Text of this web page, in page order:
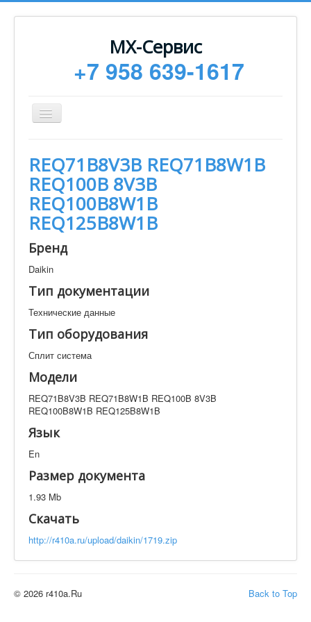
МХ-Сервис
+7 958 639-1617
Toggle
Navigation
Монтаж
Сервисное обслуживание
Техническая документация
Статьи
Новости
Контакты
Техническая документация
REQ71B8V3B REQ71B8W1B REQ100B 8V3B
REQ100B8W1B REQ125B8W1B
Искать
Производитель
Элементов на страницу
REQ71B8V3B REQ71B8W1B
REQ100B 8V3B
REQ100B8W1B
REQ125B8W1B
Бренд
Daikin
Тип документации
Технические данные
Тип оборудования
Сплит система
Модели
REQ71B8V3B REQ71B8W1B REQ100B 8V3B
REQ100B8W1B REQ125B8W1B
Язык
En
Размер документа
1.93 Mb
Скачать
http://r410a.ru/upload/daikin/1719.zip
Back to Top
© 2026 r410a.Ru